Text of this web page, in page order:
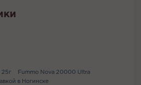
Fummo Nova 20000 Ultra
в Ногинске